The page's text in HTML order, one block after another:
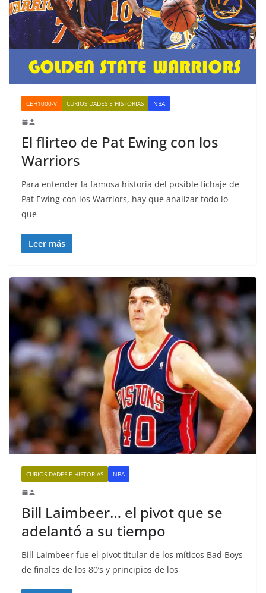
CEH1000-V CURIOSIDADES E HISTORIAS NBA
El flirteo de Pat Ewing con los
Warriors
Para entender la famosa historia del posible fichaje de
Pat Ewing con los Warriors, hay que analizar todo lo
que
Leer más
CURIOSIDADES E HISTORIAS NBA
Bill Laimbeer… el pivot que se
adelantó a su tiempo
Bill Laimbeer fue el pivot titular de los míticos Bad Boys
de finales de los 80’s y principios de los